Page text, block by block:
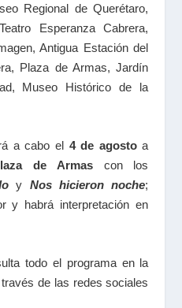
Regional de Querétaro,
Esperanza Cabrera,
Antigua Estación del
Plaza de Armas, Jardín
Museo Histórico de la
a cabo el 4 de agostoa
de Armascon los
y Nos hicieron noche;
y habrá interpretación en
todo el programa en la
de las redes sociales